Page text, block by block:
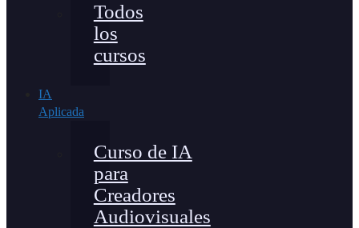
Todos
los
cursos
IA
Aplicada
Curso de IA
para
Creadores
Audiovisuales